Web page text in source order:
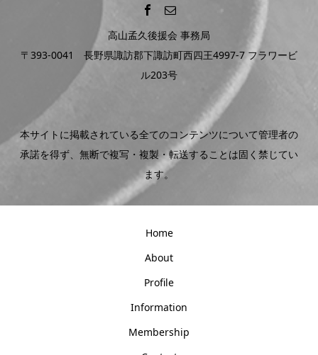
高山孟久後援会 事務局
〒393-0041 長野県諏訪郡下諏訪町西四王4997-7 フラワービ
ル203号
本サイトに掲載されている全てのコンテンツについて管理者の
承諾を得ず、無断で複写・複製・転送することは固く禁じてい
ます。
Home
About
Profile
Information
Membership